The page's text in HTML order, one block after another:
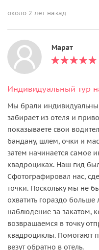
около 2 лет назад
Марат
Мы брали
забирает из отеля и
показываете свои
бандану, шлем, очки и
затем начинается самое
квадроциках. Наш гид
Сфотографировал нас,
точки. Поскольку мы не
охватить гораздо больше
наблюдение за закатом,
возвращаемся в точку
квадроциклы. Помогают
везут обратно в отель.